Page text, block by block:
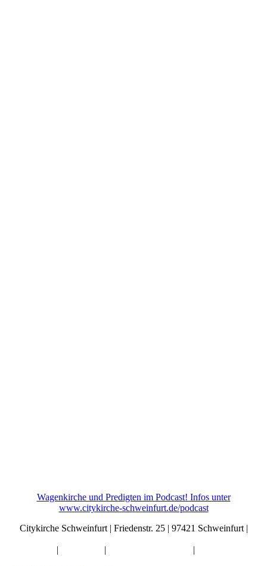
Wagenkirche und Predigten im Podcast! Infos unter
www.citykirche-schweinfurt.de/podcast
Citykirche Schweinfurt | Friedenstr. 25 | 97421 Schweinfurt |
| | |